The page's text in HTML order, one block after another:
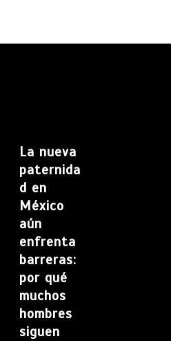
La nueva
paternida
d en
México
aún
enfrenta
barreras:
por qué
muchos
hombres
siguen